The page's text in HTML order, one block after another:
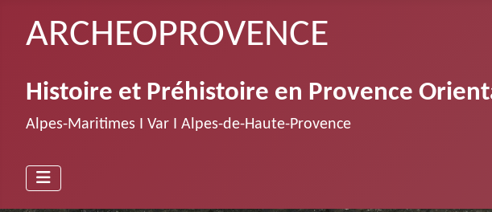
ARCHEOPROVENCE
Histoire et Préhistoire en Provence
Alpes-Maritimes Ι Var Ι Alpes-de-Haute-Provence